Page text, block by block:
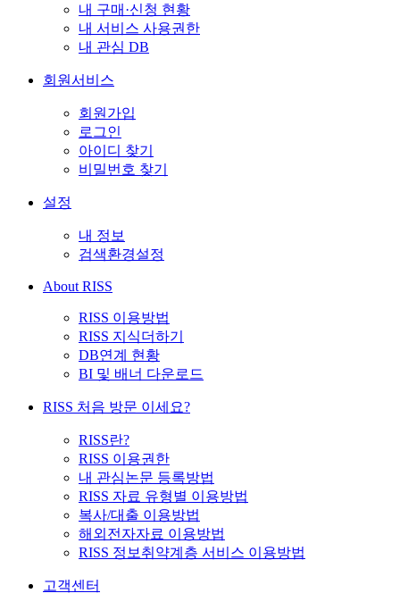
내 구매·신청 현황
내 서비스 사용권한
내 관심 DB
회원서비스
회원가입
로그인
아이디 찾기
비밀번호 찾기
설정
내 정보
검색환경설정
About RISS
RISS 이용방법
RISS 지식더하기
DB연계 현황
BI 및 배너 다운로드
RISS 처음 방문 이세요?
RISS란?
RISS 이용권한
내 관심논문 등록방법
RISS 자료 유형별 이용방법
복사/대출 이용방법
해외전자자료 이용방법
RISS 정보취약계층 서비스 이용방법
고객센터